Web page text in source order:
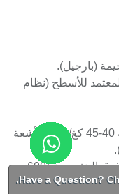
(بارجيل).
للأسطح (نظام
1- فوم بولي يوريثان بسمك 60 مم وكثافة 40-45 كغ/ م ³. (الأشعة
2- أكريليك - طلاء سائل واقي من الأشعة فوق البنفسجية (600
Have a Question?